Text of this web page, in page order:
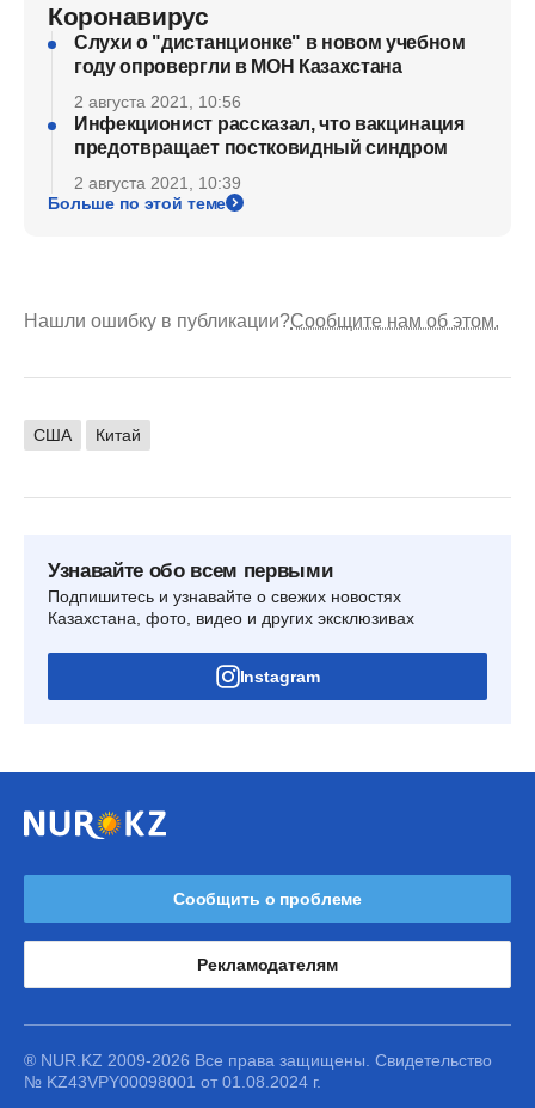
Коронавирус
Слухи о "дистанционке" в новом учебном
году опровергли в МОН Казахстана
2 августа 2021, 10:56
Инфекционист рассказал, что вакцинация
предотвращает постковидный синдром
2 августа 2021, 10:39
Больше по этой теме
Нашли ошибку в публикации?Сообщите нам об этом.
США Китай
Узнавайте обо всем первыми
Подпишитесь и узнавайте о свежих новостях
Казахстана, фото, видео и других эксклюзивах
Instagram
Сообщить о проблеме
Рекламодателям
® NUR.KZ 2009-2026 Все права защищены. Свидетельство
№ KZ43VPY00098001 от 01.08.2024 г.